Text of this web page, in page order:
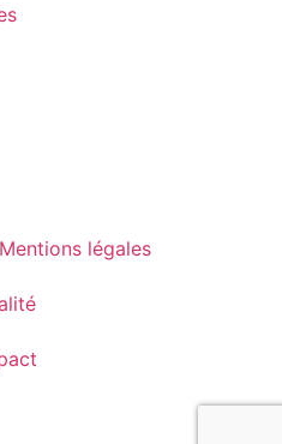
Mentions légales